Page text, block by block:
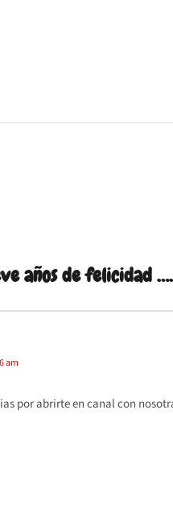
años de felicidad
am
por abrirte en canal con